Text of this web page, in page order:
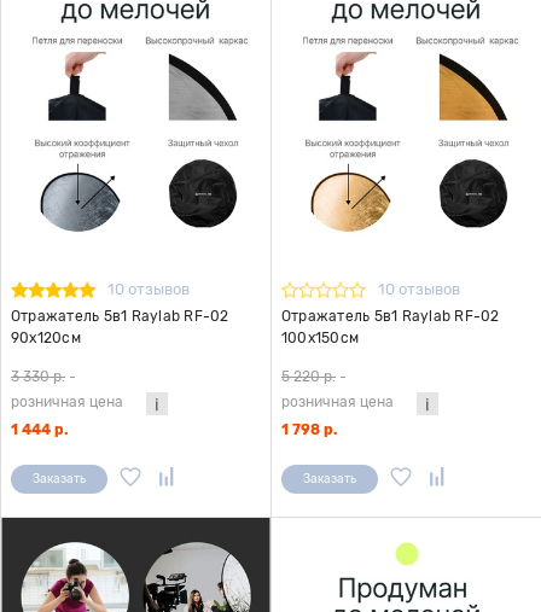
10 отзывов
Отражатель 5в1 Raylab RF-02
90x120см
3 330 р. -
розничная цена
1 444 р.
Заказать
10 отзывов
Отражатель 5в1 Raylab RF-02
100x150см
5 220 р. -
розничная цена
1 798 р.
Заказать